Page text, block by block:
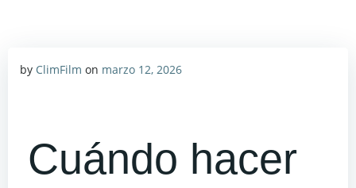
by ClimFilm on marzo 12, 2026
Cuándo hacer